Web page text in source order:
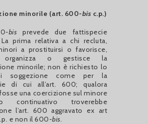
minorile (art. 600-bis c.p.)
bis prevede due fattispecie
prima relativa a chi recluta,
a prostituirsi o favorisce,
organizza o gestisce la
minorile; non è richiesto lo
soggezione come per la
di cui all’art. 600; qualora
una coercizione sul minore
troverebbe
l’art. 600 aggravato ex art
e non il 600-bis.